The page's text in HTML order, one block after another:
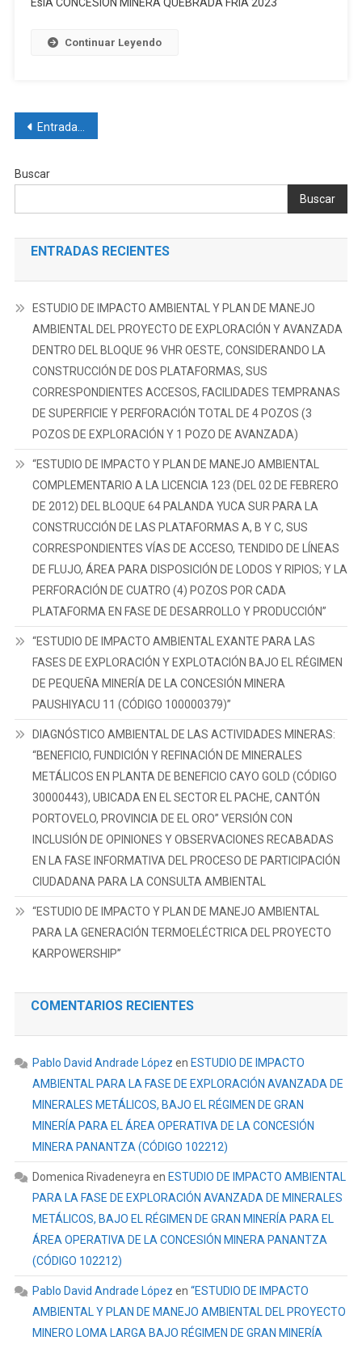
DE
AMBIENTAL
FASE
EXPLORACIÓN
SIMULTÁNEA
DE
BAJO
EL
REGIMÉN
DE
PEQUEÑA
MINERÍA,
CONCESIÓN
MINERA
QUEBRADA
FRÍA
(CÓDIGO
460)”
Continuar Leyendo
Navegación
entradas
Entradas anteriores
Buscar
Buscar
ENTRADAS RECIENTES
ESTUDIO DE IMPACTO AMBIENTAL Y PLAN DE MANEJO
AMBIENTAL DEL PROYECTO DE EXPLORACIÓN Y AVANZADA
DENTRO DEL BLOQUE 96 VHR OESTE, CONSIDERANDO LA
CONSTRUCCIÓN DE DOS PLATAFORMAS, SUS
CORRESPONDIENTES ACCESOS, FACILIDADES TEMPRANAS
DE SUPERFICIE Y PERFORACIÓN TOTAL DE 4 POZOS (3
POZOS DE EXPLORACIÓN Y 1 POZO DE AVANZADA)
“ESTUDIO DE IMPACTO Y PLAN DE MANEJO AMBIENTAL
COMPLEMENTARIO A LA LICENCIA 123 (DEL 02 DE FEBRERO
DE 2012) DEL BLOQUE 64 PALANDA YUCA SUR PARA LA
CONSTRUCCIÓN DE LAS PLATAFORMAS A, B Y C, SUS
CORRESPONDIENTES VÍAS DE ACCESO, TENDIDO DE LÍNEAS
DE FLUJO, ÁREA PARA DISPOSICIÓN DE LODOS Y RIPIOS; Y LA
PERFORACIÓN DE CUATRO (4) POZOS POR CADA
PLATAFORMA EN FASE DE DESARROLLO Y PRODUCCIÓN”
“ESTUDIO DE IMPACTO AMBIENTAL EXANTE PARA LAS
FASES DE EXPLORACIÓN Y EXPLOTACIÓN BAJO EL RÉGIMEN
DE PEQUEÑA MINERÍA DE LA CONCESIÓN MINERA
PAUSHIYACU 11 (CÓDIGO 100000379)”
DIAGNÓSTICO AMBIENTAL DE LAS ACTIVIDADES MINERAS:
“BENEFICIO, FUNDICIÓN Y REFINACIÓN DE MINERALES
METÁLICOS EN PLANTA DE BENEFICIO CAYO GOLD (CÓDIGO
30000443), UBICADA EN EL SECTOR EL PACHE, CANTÓN
PORTOVELO, PROVINCIA DE EL ORO” VERSIÓN CON
INCLUSIÓN DE OPINIONES Y OBSERVACIONES RECABADAS
EN LA FASE INFORMATIVA DEL PROCESO DE PARTICIPACIÓN
CIUDADANA PARA LA CONSULTA AMBIENTAL
“ESTUDIO DE IMPACTO Y PLAN DE MANEJO AMBIENTAL
PARA LA GENERACIÓN TERMOELÉCTRICA DEL PROYECTO
KARPOWERSHIP”
COMENTARIOS RECIENTES
Pablo David Andrade López en ESTUDIO DE IMPACTO
AMBIENTAL PARA LA FASE DE EXPLORACIÓN AVANZADA DE
MINERALES METÁLICOS, BAJO EL RÉGIMEN DE GRAN
MINERÍA PARA EL ÁREA OPERATIVA DE LA CONCESIÓN
MINERA PANANTZA (CÓDIGO 102212)
Domenica Rivadeneyra en ESTUDIO DE IMPACTO AMBIENTAL
PARA LA FASE DE EXPLORACIÓN AVANZADA DE MINERALES
METÁLICOS, BAJO EL RÉGIMEN DE GRAN MINERÍA PARA EL
ÁREA OPERATIVA DE LA CONCESIÓN MINERA PANANTZA
(CÓDIGO 102212)
Pablo David Andrade López en “ESTUDIO DE IMPACTO
AMBIENTAL Y PLAN DE MANEJO AMBIENTAL DEL PROYECTO
MINERO LOMA LARGA BAJO RÉGIMEN DE GRAN MINERÍA